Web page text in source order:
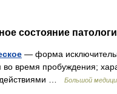
состояние
— форма
время пробуждения;
…
Большой